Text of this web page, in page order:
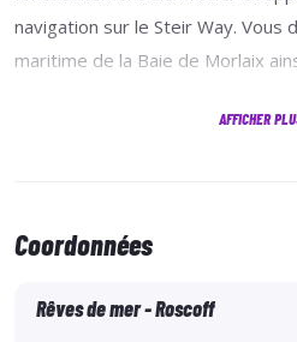
navigation sur le Steir Way. Vous
maritime de la Baie de Morlaix
maniement simple pour tous.
explications de notre éducateur
AFFICHER
Coordonnées
Rêves de mer - Roscoff